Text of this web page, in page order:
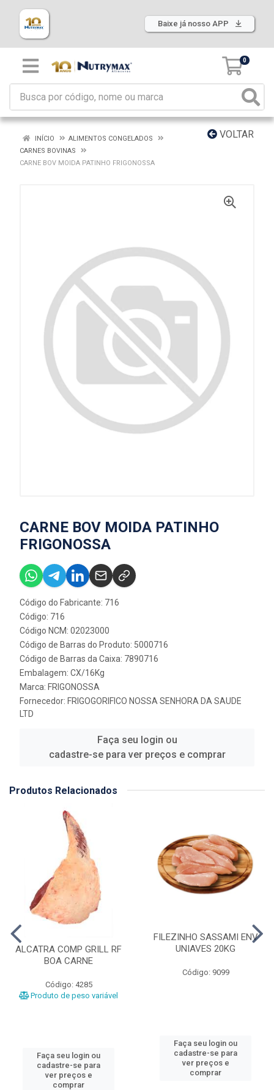
Baixe já nosso APP
0
VOLTAR
INÍCIO
ALIMENTOS CONGELADOS
CARNES BOVINAS
CARNE BOV MOIDA PATINHO FRIGONOSSA
CARNE BOV MOIDA PATINHO
FRIGONOSSA
Código do Fabricante: 716
Código: 716
Código NCM: 02023000
Código de Barras do Produto: 5000716
Código de Barras da Caixa: 7890716
Embalagem: CX/16Kg
Marca: FRIGONOSSA
Fornecedor: FRIGOGORIFICO NOSSA SENHORA DA SAUDE
LTD
Faça seu login ou
cadastre-se para ver preços e comprar
Produtos Relacionados
ALCATRA COMP GRILL RF
BOA CARNE
Código: 4285
Produto de peso variável
Faça seu login ou
cadastre-se para
ver preços e
comprar
FILEZINHO SASSAMI ENV
UNIAVES 20KG
Código: 9099
Faça seu login ou
cadastre-se para
ver preços e
comprar